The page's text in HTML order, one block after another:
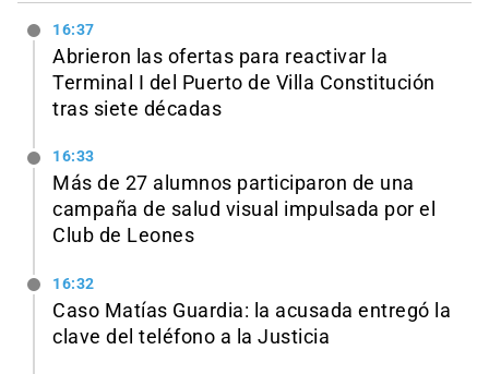
16:37
Abrieron las ofertas para reactivar la
Terminal I del Puerto de Villa Constitución
tras siete décadas
16:33
Más de 27 alumnos participaron de una
campaña de salud visual impulsada por el
Club de Leones
16:32
Caso Matías Guardia: la acusada entregó la
clave del teléfono a la Justicia